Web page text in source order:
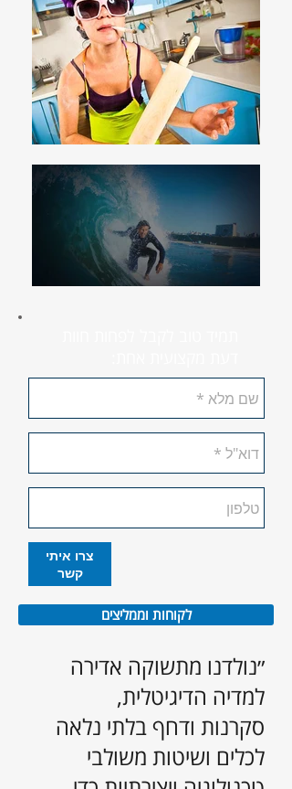
צרו איתי
קשר
לקוחות וממליצים
״נולדנו מתשוקה אדירה
למדיה הדיגיטלית,
סקרנות ודחף בלתי נלאה
לכלים ושיטות משולבי